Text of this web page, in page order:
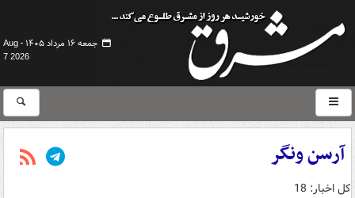
جمعه ۱۶ مرداد ۱۴۰۵ -
Aug
7 2026
آرسن ونگر
کل اخبار: 18